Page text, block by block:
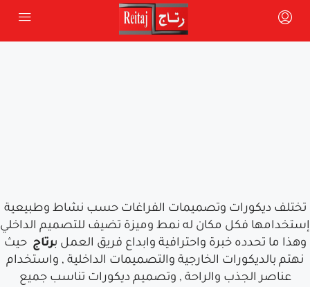
تختلف ديكورات وتصميمات الفراغات حسب نشاط وطبيعية
إستخدامها فكل مكان له نمط وميزة تضيف للتصميم الداخلي
وهذا ما تحدده خبرة واحترافية وابداع فريق العمل برتاج حيث
نهتم بالديكورات الخارجية والتصميمات الداخلية , واستخدام
عناصر الجذب والراحة , وتصميم ديكورات تناسب جميع